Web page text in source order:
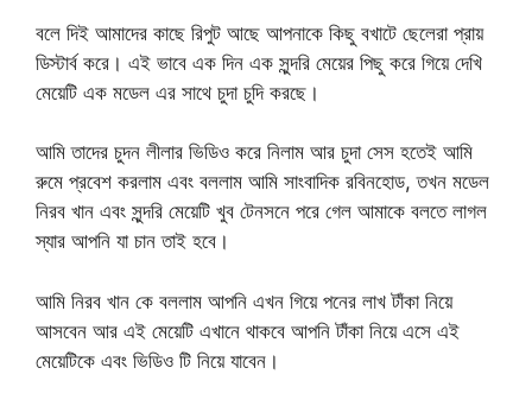
বলে দিই আমাদের কাছে রিপুট আছে আপনাকে কিছু বখাটে ছেলেরা প্রায়
ডিস্টার্ব করে। এই ভাবে এক দিন এক সুন্দরি মেয়ের পিছু করে গিয়ে দেখি
মেয়েটি এক মডেল এর সাথে চুদা চুদি করছে।
আমি তাদের চুদন লীলার ভিডিও করে নিলাম আর চুদা সেস হতেই আমি
রুমে প্রবেশ করলাম এবং বললাম আমি সাংবাদিক রবিনহোড, তখন মডেল
নিরব খান এবং সুন্দরি মেয়েটি খুব টেনসনে পরে গেল আমাকে বলতে লাগল
স্যার আপনি যা চান তাই হবে।
আমি নিরব খান কে বললাম আপনি এখন গিয়ে পনের লাখ টাঁকা নিয়ে
আসবেন আর এই মেয়েটি এখানে থাকবে আপনি টাঁকা নিয়ে এসে এই
মেয়েটিকে এবং ভিডিও টি নিয়ে যাবেন।